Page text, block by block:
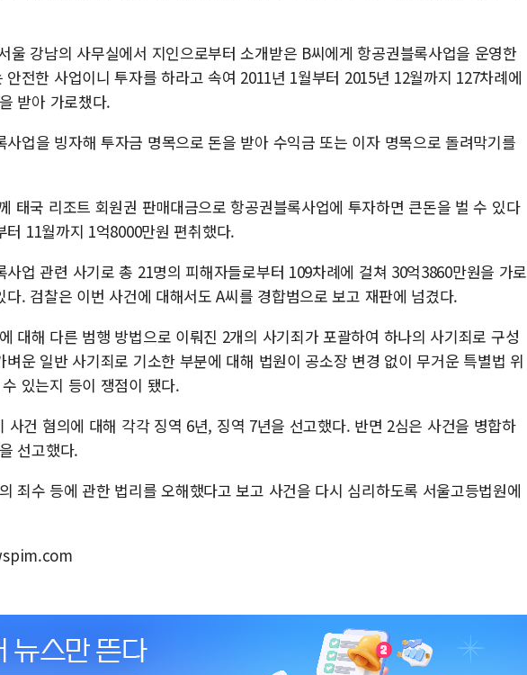
울 강남의 사무실에서 지인으로부터 소개받은 B씨에게 항공권블록사업을 운영한
안전한 사업이니 투자를 하라고 속여 2011년 1월부터 2015년 12월까지 127차례에
받아 가로챘다.
사업을 빙자해 투자금 명목으로 돈을 받아 수익금 또는 이자 명목으로 돌려막기를
태국 리조트 회원권 판매대금으로 항공권블록사업에 투자하면 큰돈을 벌 수 있다
터 11월까지 1억8000만원 편취했다.
사업 관련 사기로 총 21명의 피해자들로부터 109차례에 걸쳐 30억3860만원을 가로
다. 검찰은 이번 사건에 대해서도 A씨를 경합범으로 보고 재판에 넘겼다.
대해 다른 범행 방법으로 이뤄진 2개의 사기죄가 포괄하여 하나의 사기죄로 구성
벼운 일반 사기죄로 기소한 부분에 대해 법원이 공소장 변경 없이 무거운 특별법 위
있는지 등이 쟁점이 됐다.
사건 혐의에 대해 각각 징역 6년, 징역 7년을 선고했다. 반면 2심은 사건을 병합하
선고했다.
죄수 등에 관한 법리를 오해했다고 보고 사건을 다시 심리하도록 서울고등법원에